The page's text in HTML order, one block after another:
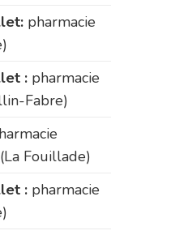
pharmacie
: pharmacie
Fabre)
Fouillade)
: pharmacie